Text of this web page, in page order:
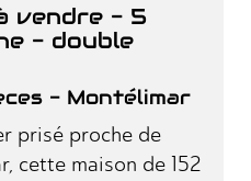
- double
- Montélimar
prisé proche de
cette maison de 152